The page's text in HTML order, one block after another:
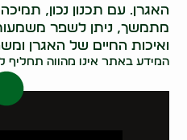
האגרן. עם תכנון נכון,
מתמשך, ניתן לשפר
ואיכות החיים של האגרן
המידע באתר אינו מהווה תחליף